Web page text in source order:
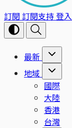
訂閱 訂閱支持登入
最新
地域
國際
大陸
香港
台灣